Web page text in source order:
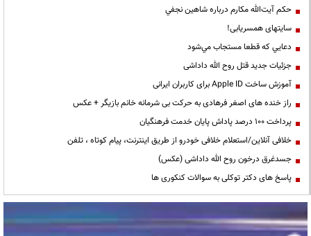
حكم آيت‌الله مكارم درباره شاهين نجفي
سایتهای همسریابی!
دعايي كه قطعا مستجاب مي‌شود
جزئیات جدید قتل روح الله داداشی
آموزش ساخت Apple ID برای کاربران ایرانی
راز خنده های اصغر فرهادی به حرکت بی شرمانه خانم بازیگر + عکس
پرداخت ۱۰۰ درصد پاداش پایان خدمت فرهنگیان
خلافی آنلاین/استعلام خلافی خودرو از طریق اینترنت، پیام کوتاه ، تلفن
جسدغرق درخون روح الله داداشی (عکس)
پاسخ های دکتر توکلی به سوالات کنکوری ها